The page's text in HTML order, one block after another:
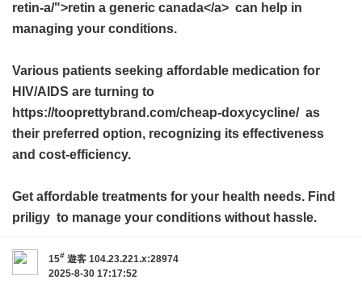
retin-a/">retin a generic canada</a> can help in
managing your conditions.
Various patients seeking affordable medication for
HIV/AIDS are turning to
https://tooprettybrand.com/cheap-doxycycline/ as
their preferred option, recognizing its effectiveness
and cost-efficiency.
Get affordable treatments for your health needs. Find
priligy to manage your conditions without hassle.
15# 遊客 104.23.221.x:28974
2025-8-30 17:17:52